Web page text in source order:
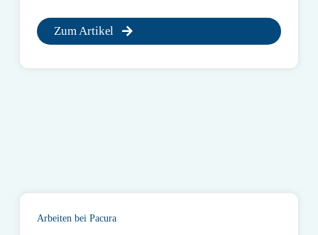
Zum Artikel
Arbeiten bei Pacura